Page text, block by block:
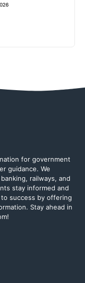
for government
guidance. We
railways, and
stay informed and
success by offering
Stay ahead in